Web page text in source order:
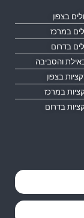
בצפון
במרכז
בדרום
והסביבה
בצפון
במרכז
בדרום